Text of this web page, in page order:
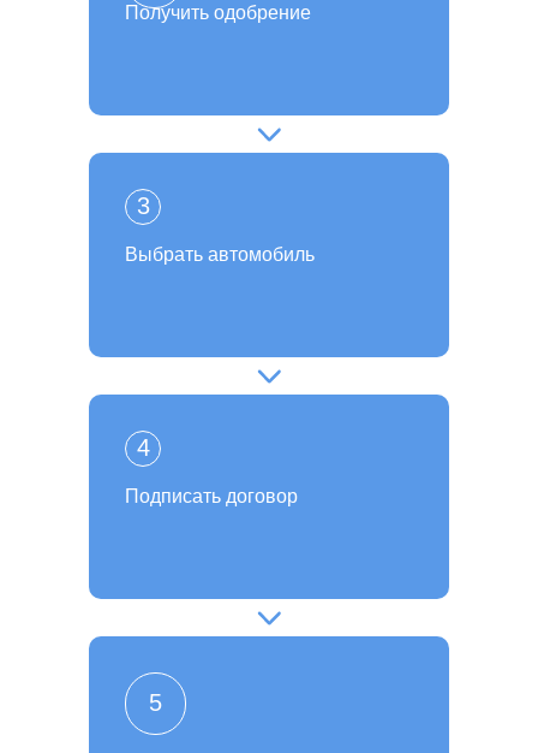
5
Подписать договор
4
Выбрать автомобиль
3
Получить одобрение